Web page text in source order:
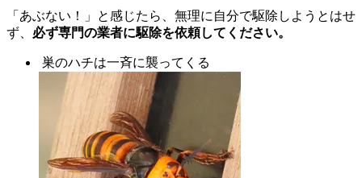
「あぶない！」と感じたら、無理に自分で駆除しようとはせ
ず、 必ず専門の業者に駆除を依頼してください。
巣のハチは一斉に襲ってくる